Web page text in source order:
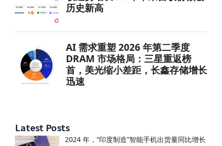
Latest Posts
2024 年，“印度制造”智能手机出货量同比增长